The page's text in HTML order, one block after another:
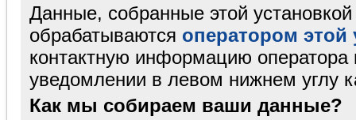
Данные, собранные этой
обрабатываются оператором этой
контактную информацию
уведомлении в левом нижнем углу
Как мы собираем ваши данные?